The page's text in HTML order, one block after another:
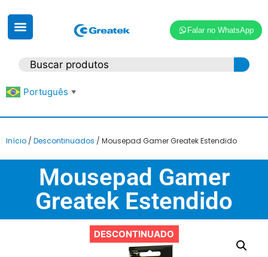
Falar no WhatsApp
Português ▼
Início / Descontinuados / Mousepad Gamer Greatek Estendido
Mousepad Gamer
Greatek Estendido
DESCONTINUADO